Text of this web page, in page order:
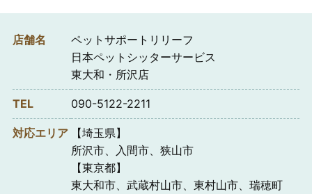
店舗名
ペットサポートリリーフ
日本ペットシッターサービス
東大和・所沢店
TEL 090-5122-2211
対応エリア
【埼玉県】
所沢市、入間市、狭山市
【東京都】
東大和市、武蔵村山市、東村山市、瑞穂町